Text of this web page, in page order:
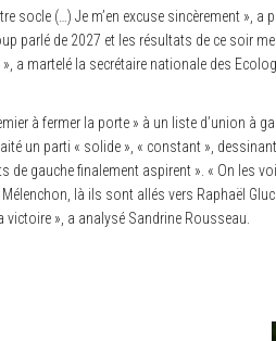
socle (…) Je m’en excuse sincèrement », a
parlé de 2027 et les résultats de ce soir
a martelé la secrétaire nationale des
à fermer la porte » à un liste d’union à
un parti « solide », « constant »,
de gauche finalement aspirent ». « On les
là ils sont allés vers Raphaël
victoire », a analysé Sandrine Rousseau.